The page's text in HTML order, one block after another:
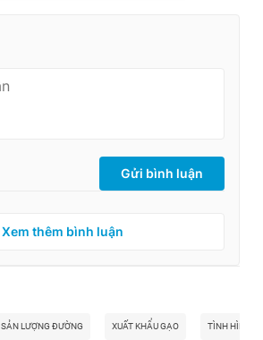
Gửi bình luận
Xem thêm bình luận
SẢN LƯỢNG ĐƯỜNG XUẤT KHẨU GẠO TÌNH HÌNH